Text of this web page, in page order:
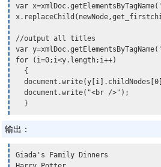
//output all titles
var
for (i=0;i<y.length;i++)
  {
  document.write("<br />");
输出：
Giada's Family Dinners